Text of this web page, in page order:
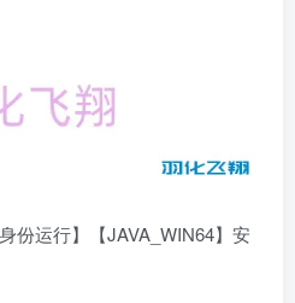
份运行】【JAVA_WIN64】安